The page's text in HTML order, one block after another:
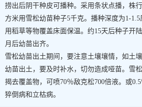
捞出后阴干种皮可播种。采用条状点播，株
方米用雪松幼苗种子5千克。播种深度为1-1.5
用稻草等物覆盖床面保温。约15天后种子开
月后幼苗出齐。
雪松幼苗出土期间，要注意土壤壤情，如土
幼苗出土，要及时补水，切勿造成哑苗。雪
揭去覆盖物，可喷70％敌克松700倍液。或
猝倒病和立枯病。